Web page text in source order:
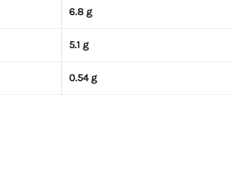
6.8 g
5.1 g
0.54 g